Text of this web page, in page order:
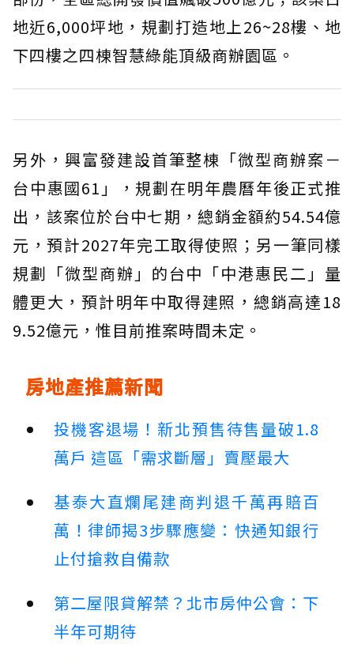
地近6,000坪地，規劃打造地上26~28樓、地
下四樓之四棟智慧綠能頂級商辦園區。
另外，興富發建設首筆整棟「微型商辦案－
台中惠國61」，規劃在明年農曆年後正式推
出，該案位於台中七期，總銷金額約54.54億
元，預計2027年完工取得使照；另一筆同樣
規劃「微型商辦」的台中「中港惠民二」量
體更大，預計明年中取得建照，總銷高達18
9.52億元，惟目前推案時間未定。
房地產推薦新聞
投機客退場！新北預售待售量破1.8
萬戶 這區「需求斷層」賣壓最大
基泰大直爛尾建商判退千萬再賠百
萬！律師揭3步驟應變：快通知銀行
止付搶救自備款
第二屋限貸解禁？北市房仲公會：下
半年可期待